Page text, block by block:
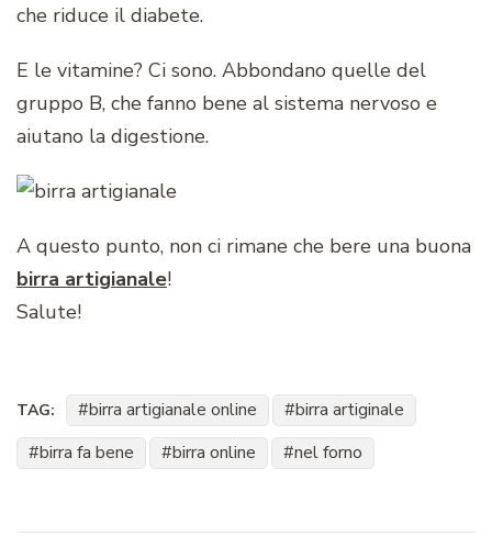
che riduce il diabete.
E le vitamine? Ci sono. Abbondano quelle del
gruppo B, che fanno bene al sistema nervoso e
aiutano la digestione.
A questo punto, non ci rimane che bere una buona
birra artigianale!
Salute!
TAG: birra artigianale online
birra artiginale
birra fa bene
birra online nel forno